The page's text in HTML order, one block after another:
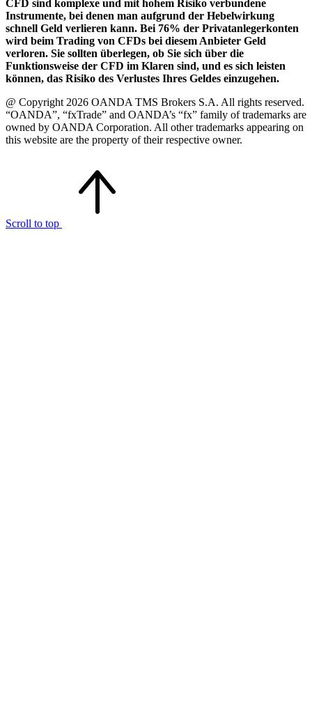
CFD sind komplexe und mit hohem Risiko verbundene
Instrumente, bei denen man aufgrund der Hebelwirkung
schnell Geld verlieren kann. Bei 76% der Privatanlegerkonten
wird beim Trading von CFDs bei diesem Anbieter Geld
verloren. Sie sollten überlegen, ob Sie sich über die
Funktionsweise der CFD im Klaren sind, und es sich leisten
können, das Risiko des Verlustes Ihres Geldes einzugehen.
@ Copyright 2026 OANDA TMS Brokers S.A. All rights reserved.
“OANDA”, “fxTrade” and OANDA’s “fx” family of trademarks are
owned by OANDA Corporation. All other trademarks appearing on
this website are the property of their respective owner.
Scroll to top